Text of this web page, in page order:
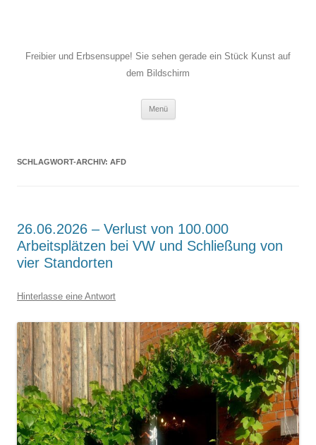
Freibier und Erbsensuppe! Sie sehen gerade ein Stück Kunst auf
dem Bildschirm
Menü
SCHLAGWORT-ARCHIV: AFD
26.06.2026 – Verlust von 100.000
Arbeitsplätzen bei VW und Schließung von
vier Standorten
Hinterlasse eine Antwort